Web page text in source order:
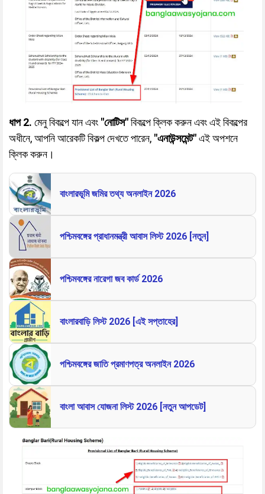
ধাপ 2. মেনু বিকল্পে যান এবং "নোটিস"বিকল্পে ক্লিক করুন এবং এই বিকল্পের
অধীনে, আপনি আরেকটি বিকল্প দেখতে পারেন, "এনাউন্সমেন্ট"এই অপশনে
ক্লিক করুন।
বাংলারভূমি জমির তথ্য অনলাইন 2026
পশ্চিমবঙ্গের প্রাধানমন্ত্রী আবাস লিস্ট 2026 [নতুন]
পশ্চিমবঙ্গের নারেগা জব কার্ড 2026
বাংলারবাড়ি লিস্ট 2026 [এই সপ্তাহের]
পশ্চিমবঙ্গের জাতি প্রমাণপত্র অনলাইন 2026
বাংলা আবাস যোজনা লিস্ট 2026 [নতুন আপডেট]